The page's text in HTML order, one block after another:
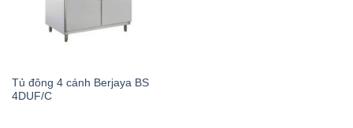
Tủ đông 4 cánh Berjaya BS
4DUF/C